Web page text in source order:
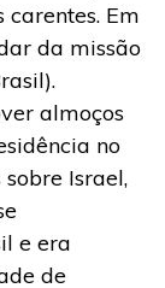
carentes. Em
da missão
almoços
no
Israel,
e era
de